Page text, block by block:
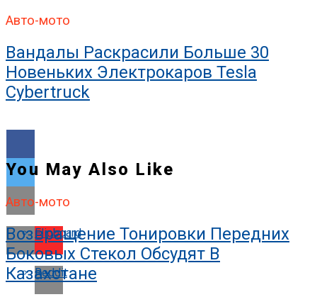
Авто-мото
Вандалы Раскрасили Больше 30
Новеньких Электрокаров Tesla
Cybertruck
Flipboard
Reddit
You May Also Like
Авто-мото
Возвращение Тонировки Передних
Боковых Стекол Обсудят В
Казахстане